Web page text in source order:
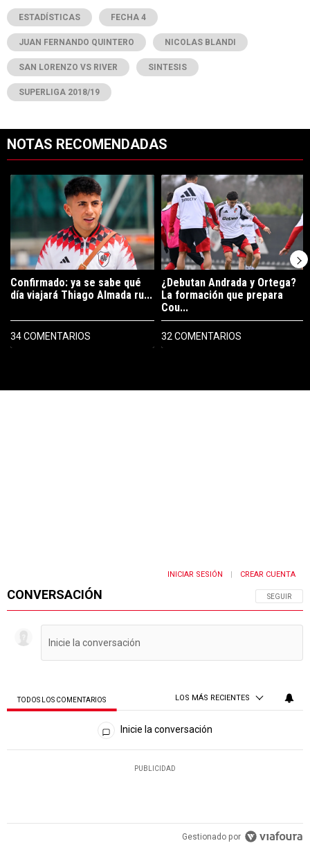
ESTADÍSTICAS FECHA 4
JUAN FERNANDO QUINTERO NICOLAS BLANDI
SAN LORENZO VS RIVER SINTESIS
SUPERLIGA 2018/19
NOTAS RECOMENDADAS
Un artículo de tendencia con el título "Confirmado: ya se sabe qué
Confirmado: ya se sabe qué
día viajará Thiago Almada ru...
34 COMENTARIOS
Un artículo de tendencia con el
¿Debutan Andrada y Ortega?
La formación que prepara
Cou...
32 COMENTARIOS
CONVERSACIÓN SIGA ESTA
SEGUIR
INICIAR SESIÓN CREAR CUENTA
TODOS LOS COMENTARIOS LOS MÁS RECIENTES
Todos los comentarios
Inicie la conversación
PUBLICIDAD
Gestionado por